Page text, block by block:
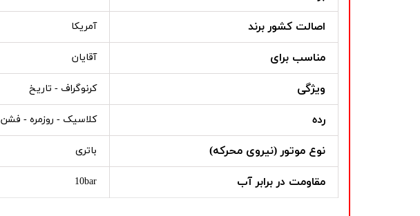
اصالت کشور برند آمریکا
مناسب برای آقایان
ویژگی کرنوگراف - تاریخ
رده کلاسیک - روزمره - فشن
نوع موتور (نیروی محرکه) باتری
مقاومت در برابر آب 10bar